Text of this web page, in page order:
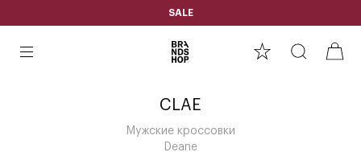
SALE
CLAE
Мужские кроссовки
Deane